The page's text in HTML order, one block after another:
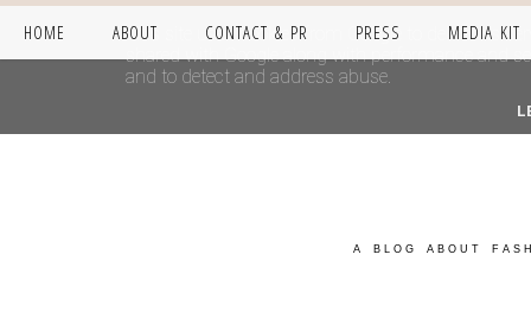
HOME ABOUT CONTACT & PR PRESS MEDIA KIT
A BLOG ABOUT
This site uses cookies from Google to deliver its
shared with Google along with performance and
and to detect and address abuse.